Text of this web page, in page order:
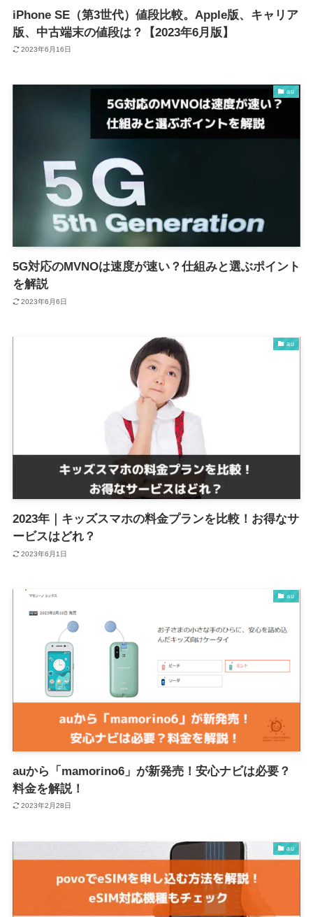
iPhone SE（第3世代）値段比較。Apple版、キャリア
版、中古端末の値段は？【2023年6月版】
2023年6月16日
au
5G対応のMVNOは速度が速い？仕組みと選ぶポイント
を解説
2023年6月6日
au
2023年｜キッズスマホの料金プランを比較！お得なサ
ービスはどれ？
2023年6月1日
au
auから「mamorino6」が新発売！安心ナビは必要？
料金を解説！
2023年2月28日
au